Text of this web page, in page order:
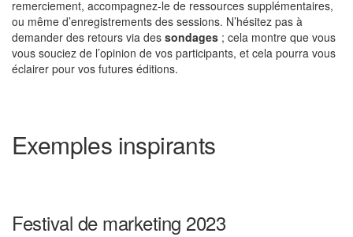
remerciement, accompagnez-le de ressources supplémentaires,
ou même d’enregistrements des sessions. N’hésitez pas à
demander des retours via des sondages ; cela montre que vous
vous souciez de l’opinion de vos participants, et cela pourra vous
éclairer pour vos futures éditions.
Exemples inspirants
Festival de marketing 2023